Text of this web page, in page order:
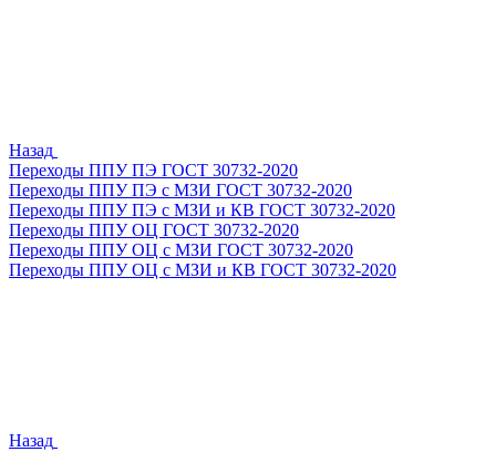
Назад
Переходы ППУ ПЭ ГОСТ 30732-2020
Переходы ППУ ПЭ с МЗИ ГОСТ 30732-2020
Переходы ППУ ПЭ с МЗИ и КВ ГОСТ 30732-2020
Переходы ППУ ОЦ ГОСТ 30732-2020
Переходы ППУ ОЦ с МЗИ ГОСТ 30732-2020
Переходы ППУ ОЦ с МЗИ и КВ ГОСТ 30732-2020
Назад